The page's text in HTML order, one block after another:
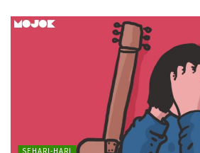
SEHARI-HARI